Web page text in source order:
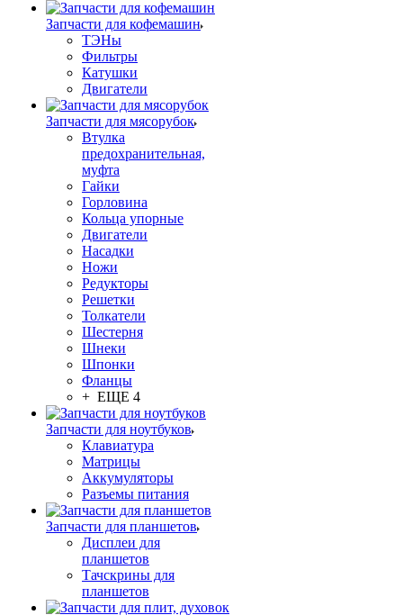
Запчасти для кофемашин
ТЭНы
Фильтры
Катушки
Двигатели
Запчасти для мясорубок
Втулка
предохранительная,
муфта
Гайки
Горловина
Кольца упорные
Двигатели
Насадки
Ножи
Редукторы
Решетки
Толкатели
Шестерня
Шнеки
Шпонки
Фланцы
+ ЕЩЕ 4
Запчасти для ноутбуков
Клавиатура
Матрицы
Аккумуляторы
Разъемы питания
Запчасти для планшетов
Дисплеи для
планшетов
Тачскрины для
планшетов